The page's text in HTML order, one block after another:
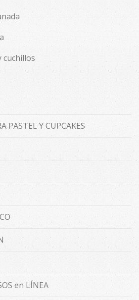
cuchillos
PASTEL Y CUPCAKES
en LÍNEA